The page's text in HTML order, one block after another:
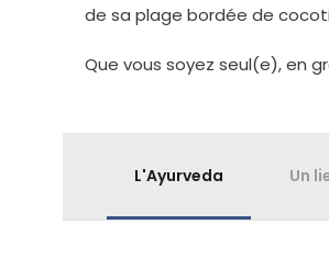
de sa plage bordée de
Que vous soyez seul(e), en
L'Ayurveda Un